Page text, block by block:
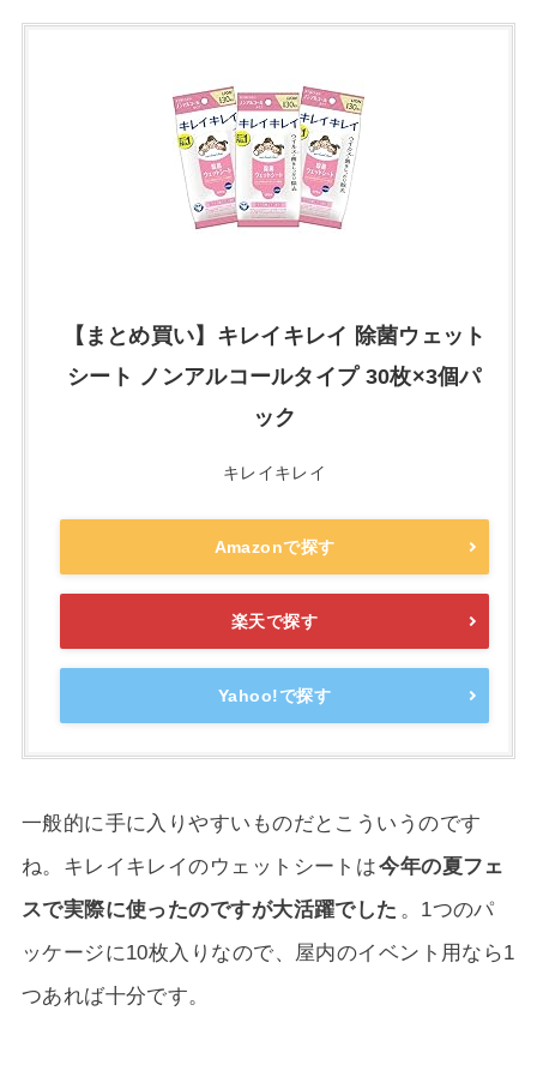
【まとめ買い】キレイキレイ 除菌ウェット
シート ノンアルコールタイプ 30枚×3個パ
ック
キレイキレイ
Amazonで探す
楽天で探す
Yahoo!で探す
一般的に手に入りやすいものだとこういうのです
ね。キレイキレイのウェットシートは今年の夏フェ
スで実際に使ったのですが大活躍でした 。1つのパ
ッケージに10枚入りなので、屋内のイベント用なら1
つあれば十分です。